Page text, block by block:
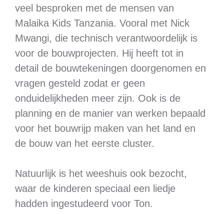
veel besproken met de mensen van
Malaika Kids Tanzania. Vooral met Nick
Mwangi, die technisch verantwoordelijk is
voor de bouwprojecten. Hij heeft tot in
detail de bouwtekeningen doorgenomen en
vragen gesteld zodat er geen
onduidelijkheden meer zijn. Ook is de
planning en de manier van werken bepaald
voor het bouwrijp maken van het land en
de bouw van het eerste cluster.
Natuurlijk is het weeshuis ook bezocht,
waar de kinderen speciaal een liedje
hadden ingestudeerd voor Ton.